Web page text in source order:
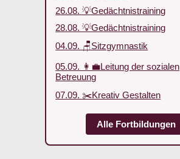
26.08. 💡Gedächtnistraining
28.08. 💡Gedächtnistraining
04.09. 🪑Sitzgymnastik
05.09. 👩‍💼Leitung der sozialen
Betreuung
07.09. ✂️Kreativ Gestalten
Alle Fortbildungen